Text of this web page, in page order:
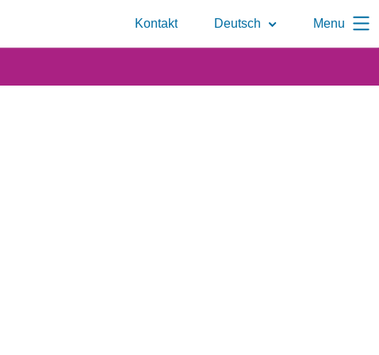
Suchseite
Kontakt Deutsch Menu